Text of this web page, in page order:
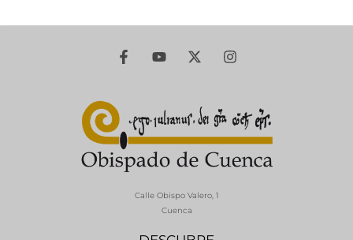
Calle Obispo Valero, 1
Cuenca